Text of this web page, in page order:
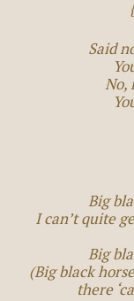
Said
No,
Big
I can’t quite
Big
(Big black
there